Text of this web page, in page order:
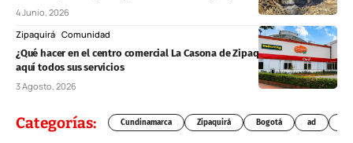
4 Junio, 2026
Zipaquirá Comunidad
¿Qué hacer en el centro comercial La Casona de Zipaquirá? Conozca
aquí todos sus servicios
3 Agosto, 2026
Categorías: Cundinamarca Zipaquirá Bogotá ad